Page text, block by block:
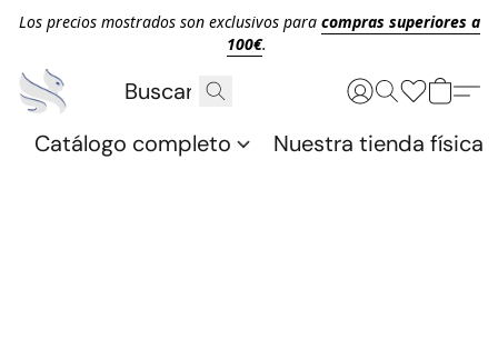
Los precios mostrados son exclusivos para compras superiores a
100€.
Catálogo completo Nuestra tienda física